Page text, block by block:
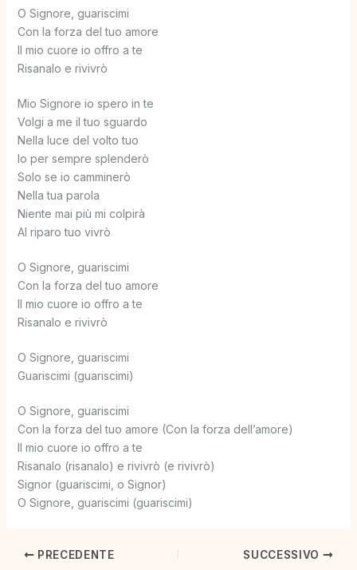
O Signore, guariscimi
Con la forza del tuo amore
Il mio cuore io offro a te
Risanalo e rivivrò
Mio Signore io spero in te
Volgi a me il tuo sguardo
Nella luce del volto tuo
Io per sempre splenderò
Solo se io camminerò
Nella tua parola
Niente mai più mi colpirà
Al riparo tuo vivrò
O Signore, guariscimi
Con la forza del tuo amore
Il mio cuore io offro a te
Risanalo e rivivrò
O Signore, guariscimi
Guariscimi (guariscimi)
O Signore, guariscimi
Con la forza del tuo amore (Con la forza dell’amore)
Il mio cuore io offro a te
Risanalo (risanalo) e rivivrò (e rivivrò)
Signor (guariscimi, o Signor)
O Signore, guariscimi (guariscimi)
PRECEDENTE SUCCESSIVO